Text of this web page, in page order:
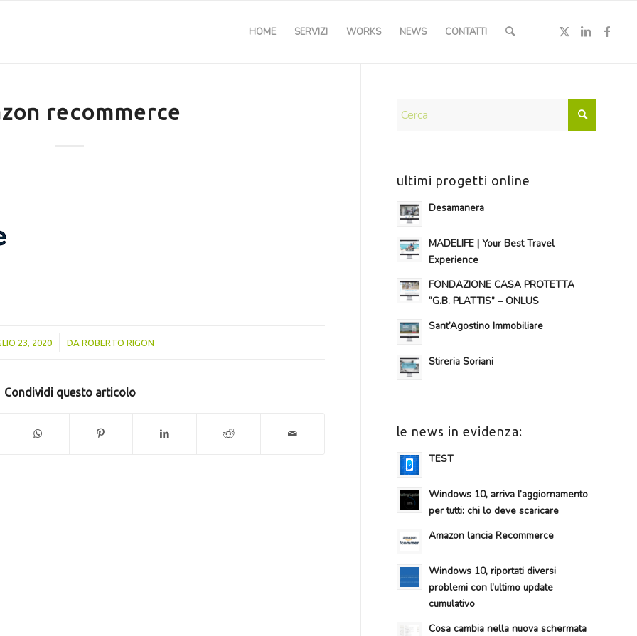
HOME SERVIZI WORKS NEWS CONTATTI
recommerce
23, 2020
/ DAROBERTO RIGON
Condividi questo articolo
ultimi progetti online
Desamanera
MADELIFE | Your Best Travel
Experience
FONDAZIONE CASA PROTETTA
“G.B. PLATTIS” – ONLUS
Sant’Agostino Immobiliare
Stireria Soriani
le news in evidenza:
TEST
Windows 10, arriva l’aggiornamento
per tutti: chi lo deve scaricare
Amazon lancia Recommerce
Windows 10, riportati diversi
problemi con l’ultimo update
cumulativo
Cosa cambia nella nuova schermata